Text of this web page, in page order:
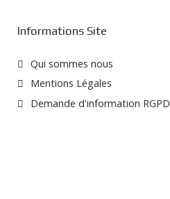
Informations Site
Qui sommes nous
Mentions Légales
Demande d'information RGPD